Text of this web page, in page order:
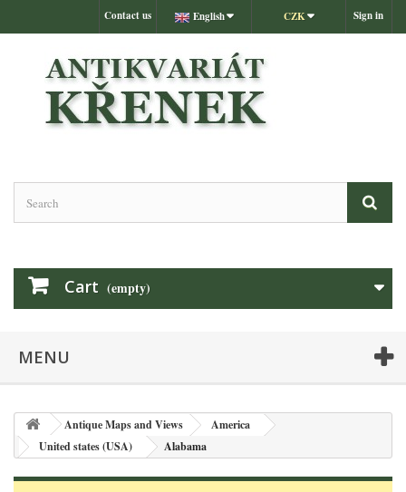
Sign in
CZK
English
Contact us
Cart (empty)
MENU
Antique Maps and Views
America
United states (USA)
Alabama